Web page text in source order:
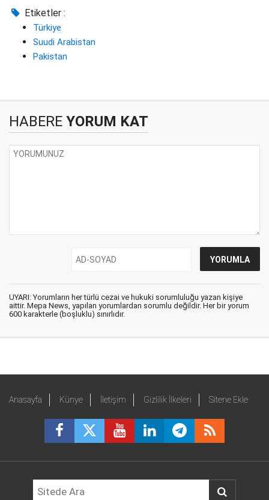
Etiketler :
Türkiye
Suudi Arabistan
Pakistan
HABERE YORUM KAT
UYARI: Yorumların her türlü cezai ve hukuki sorumluluğu yazan kişiye
aittir. Mepa News, yapılan yorumlardan sorumlu değildir. Her bir yorum
600 karakterle (boşluklu) sınırlıdır.
Anasayfa Künye İletişim Gizlilik İlkeleri Sitene Ekle